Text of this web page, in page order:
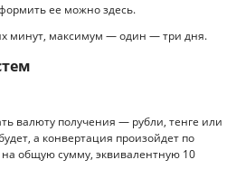
ее можно здесь.
минут, максимум — один — три дня.
валюту получения — рубли, тенге или
а конвертация произойдет по
общую сумму, эквивалентную 10